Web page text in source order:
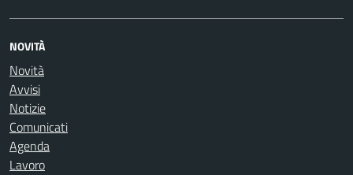
NOVITÀ
Novità
Avvisi
Notizie
Comunicati
Agenda
Lavoro